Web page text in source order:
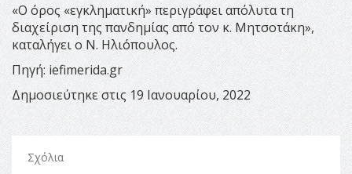
«Ο όρος «εγκληματική» περιγράφει απόλυτα τη
διαχείριση της πανδημίας από τον κ. Μητσοτάκη»,
καταλήγει ο Ν. Ηλιόπουλος.
Πηγή: iefimerida.gr
Δημοσιεύτηκε στις 19 Ιανουαρίου, 2022
Σχόλια